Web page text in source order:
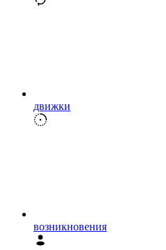
движки
возникновения